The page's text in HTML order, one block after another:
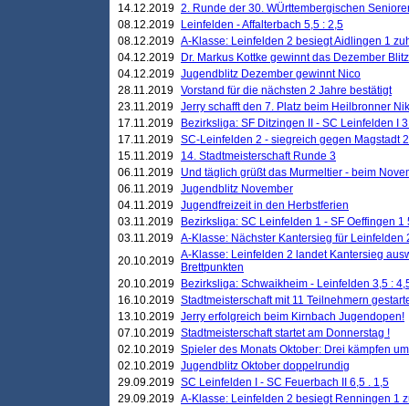
14.12.2019 2. Runde der 30. WÜrttembergischen
08.12.2019
Leinfelden - Affalterbach 5,5 : 2,5
08.12.2019 A-Klasse: Leinfelden 2 besiegt Aidlingen 1
04.12.2019
Dr. Markus Kottke gewinnt das Dezember
04.12.2019 Jugendblitz Dezember gewinnt Nico
28.11.2019 Vorstand für die nächsten 2 Jahre bestätigt
23.11.2019 Jerry schafft den 7. Platz beim Heilbronner
17.11.2019
Bezirksliga: SF Ditzingen II - SC Leinfelden I
17.11.2019 SC-Leinfelden 2 - siegreich gegen Magstadt 2
15.11.2019
14. Stadtmeisterschaft Runde 3
06.11.2019
Und täglich grüßt das Murmeltier - beim
06.11.2019 Jugendblitz November
04.11.2019 Jugendfreizeit in den Herbstferien
03.11.2019
Bezirksliga: SC Leinfelden 1 - SF Oeffingen 1
03.11.2019 A-Klasse: Nächster Kantersieg für Leinfelden
20.10.2019 A-Klasse: Leinfelden 2 landet Kantersieg
Brettpunkten
20.10.2019
Bezirksliga: Schwaikheim - Leinfelden 3,5 :
16.10.2019 Stadtmeisterschaft mit 11 Teilnehmern
13.10.2019 Jerry erfolgreich beim Kirnbach Jugendopen!
07.10.2019 Stadtmeisterschaft startet am Donnerstag !
02.10.2019 Spieler des Monats Oktober: Drei kämpfen
02.10.2019 Jugendblitz Oktober doppelrundig
29.09.2019 SC Leinfelden I - SC Feuerbach II 6,5 . 1,5
29.09.2019 A-Klasse: Leinfelden 2 besiegt Renningen 1